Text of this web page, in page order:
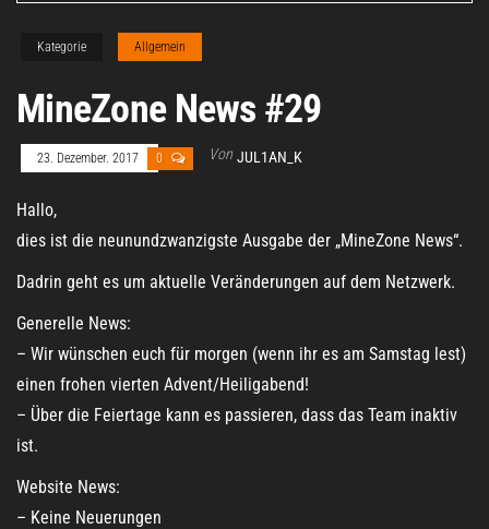
Kategorie Allgemein
MineZone News #29
23. Dezember. 2017 0 Von JUL1AN_K
Hallo,
dies ist die neunundzwanzigste Ausgabe der „MineZone News“.
Dadrin geht es um aktuelle Veränderungen auf dem Netzwerk.
Generelle News:
– Wir wünschen euch für morgen (wenn ihr es am Samstag lest)
einen frohen vierten Advent/Heiligabend!
– Über die Feiertage kann es passieren, dass das Team inaktiv
ist.
Website News:
– Keine Neuerungen